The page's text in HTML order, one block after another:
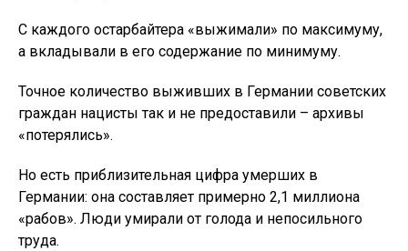
С каждого остарбайтера «выжимали» по максимуму,
а вкладывали в его содержание по минимуму.
Точное количество выживших в Германии советских
граждан нацисты так и не предоставили – архивы
«потерялись».
Но есть приблизительная цифра умерших в
Германии: она составляет примерно 2,1 миллиона
«рабов». Люди умирали от голода и непосильного
труда.